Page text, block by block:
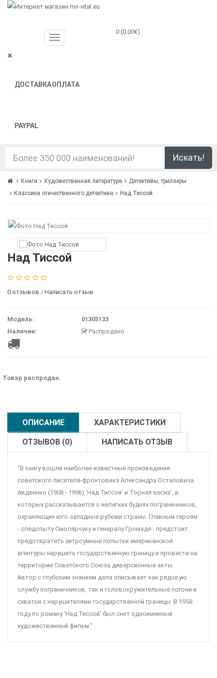
ДОСТАВКАОПЛАТА
PAYPAL
0 (0.00€)
Искать!
Книги Художественная литература
Детективы, триллеры
Классика отечественного детектива
Над Тиссой
Над Тиссой
0 отзывов / Написать отзыв
Модель:
01305133
Наличие:
Распродано
Товар распродан.
ОПИСАНИЕ ХАРАКТЕРИСТИКИ
ОТЗЫВОВ (0) НАПИСАТЬ ОТЗЫВ
"В книгу вошли наиболее известные произведения
советского писателя-фронтовика Александра Остаповича
Авдеенко (1908 - 1996) 'Над Тиссой' и 'Горная весна', в
которых рассказывается о нелегких буднях пограничников,
охраняющих юго-западные рубежи страны. Главным героям
- следопыту Смолярчуку и генералу Громаде - предстоит
предотвратить хитроумные попытки американской
агентуры нарушить государственную границу и провести на
территории Советского Союза диверсионные акты.
Автор с глубоким знанием дела описывает как рядовую
службу пограничников, так и головокружительные погони и
схватки с нарушителями государственной границы. В 1958
году по роману 'Над Тиссой' был снят одноименный
художественный фильм."